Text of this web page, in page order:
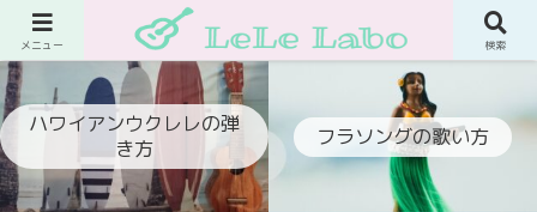
ウクレレでフラ伴奏ができるようになるブログ
ハワイアンウクレレの弾
き方
フラソングの歌い方
メニュー 検索